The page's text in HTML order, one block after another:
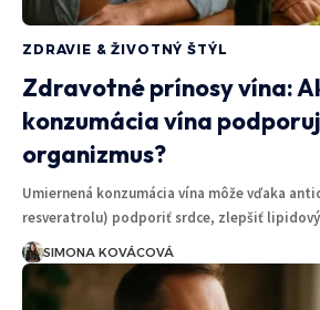
ZDRAVIE & ŽIVOTNÝ ŠTÝL
Zdravotné prínosy vína:
konzumácia vína
organizmus?
Umiernená konzumácia vína môže vďaka
resveratrolu) podporiť srdce, zlepšiť
SIMONA KOVÁCOVÁ